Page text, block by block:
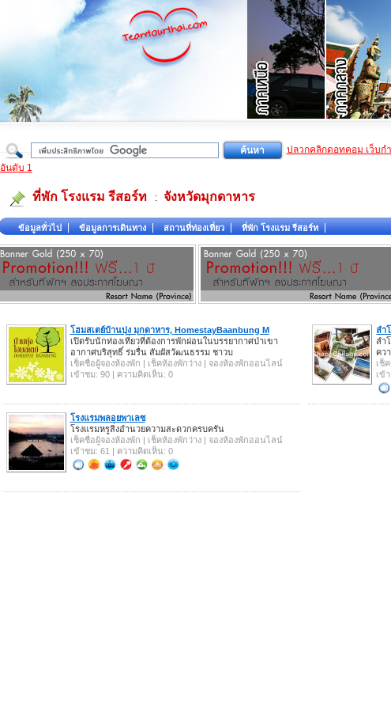
ปลวกคลิกดอทคอม เว็บก
อันดับ 1
ที่พัก โรงแรม รีสอร์ท : จังหวัดมุกดาหาร
ข้อมูลทั่วไป ข้อมูลการเดินทาง สถานที่ท่องเที่ยว ที่พัก โรงแรม รีสอร์ท
โฮมสเตย์บ้านบุ่ง มุกดาหาร, HomestayBaanbung M
เปิดรับนักท่องเที่ยวที่ต้องการพักผ่อนในบรรยากาศป่าเขา
อากาศบริสุทธิ์ ร่มรื่น สัมผัสวัฒนธรรม ชาวบ
เช็คชื่อผู้จองห้องพัก | เช็คห้องพักว่าง | จองห้องพักออนไลน์
เข้าชม: 90 | ความคิดเห็น: 0
ลำ
ลำ
คว
เช็
เข้
โรงแรมพลอยพาเลซ
โรงแรมหรูสิ่งอำนวยความสะดวกครบครัน
เช็คชื่อผู้จองห้องพัก | เช็คห้องพักว่าง | จองห้องพักออนไลน์
เข้าชม: 61 | ความคิดเห็น: 0